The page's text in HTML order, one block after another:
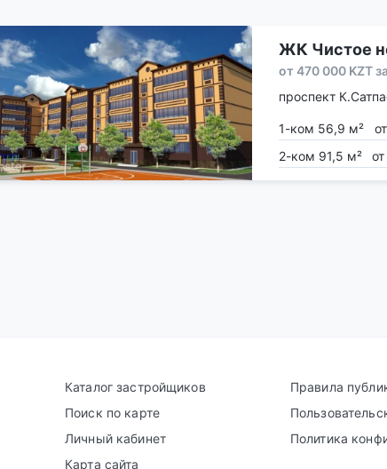
ЖК Чистое
от 470 000 KZT
проспект
1-ком 56,9 м²
2-ком 91,5 м²
Каталог застройщиков
Поиск по карте
Личный кабинет
Карта сайта
Правила
Политика